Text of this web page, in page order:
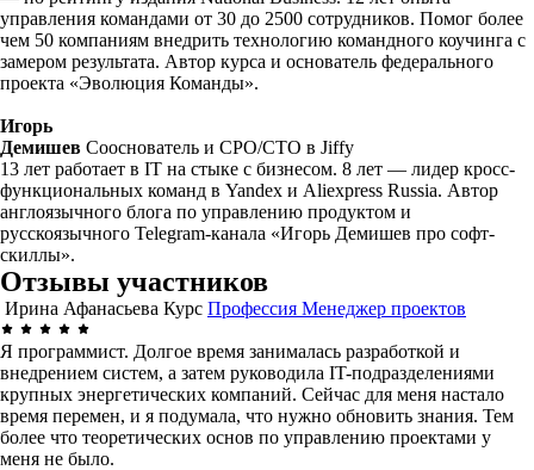
управления командами от 30 до 2500 сотрудников. Помог более
чем 50 компаниям внедрить технологию командного коучинга с
замером результата. Автор курса и основатель федерального
проекта «Эволюция Команды».
Игорь
Демишев Сооснователь и CPO/CTO в Jiffy
13 лет работает в IT на стыке с бизнесом. 8 лет — лидер кросс-
функциональных команд в Yandex и Aliexpress Russia. Автор
англоязычного блога по управлению продуктом и
русскоязычного Telegram-канала «Игорь Демишев про софт-
скиллы».
Отзывы участников
Ирина Афанасьева Курс Профессия Менеджер проектов
Я программист. Долгое время занималась разработкой и
внедрением систем, а затем руководила IT-подразделениями
крупных энергетических компаний. Сейчас для меня настало
время перемен, и я подумала, что нужно обновить знания. Тем
более что теоретических основ по управлению проектами у
меня не было.